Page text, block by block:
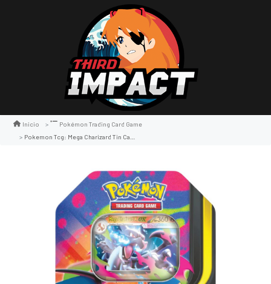
Inicio
Pokémon Trading Card Game
Pokemon Tcg: Mega Charizard Tin Case